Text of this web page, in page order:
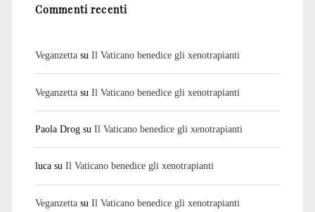
Commenti recenti
Veganzettasu Il Vaticano benedice gli xenotrapianti
Veganzettasu Il Vaticano benedice gli xenotrapianti
Paola Drogsu Il Vaticano benedice gli xenotrapianti
lucasu Il Vaticano benedice gli xenotrapianti
Veganzettasu Il Vaticano benedice gli xenotrapianti